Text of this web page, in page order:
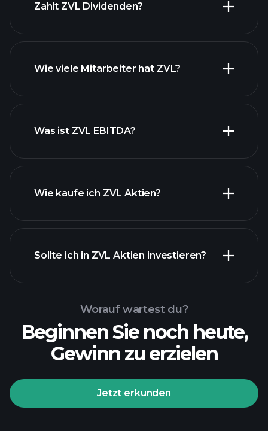
Zahlt ZVL Dividenden?
Wie viele Mitarbeiter hat ZVL?
Was ist ZVL EBITDA?
Wie kaufe ich ZVL Aktien?
Sollte ich in ZVL Aktien investieren?
Worauf wartest du?
Beginnen Sie noch heute,
Gewinn zu erzielen
Jetzt erkunden